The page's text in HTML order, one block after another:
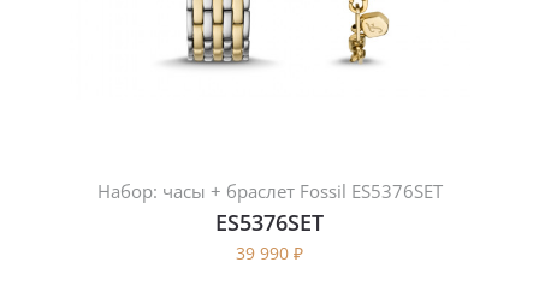
Набор: часы + браслет Fossil ES5376SET
ES5376SET
39 990 ₽